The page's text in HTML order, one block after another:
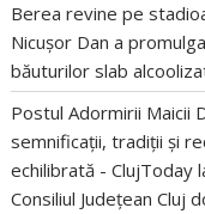
Berea revine pe
Nicușor Dan a
băuturilor slab
Postul Adormirii Maicii
semnificații, tradiții și
echilibrată - ClujToday
Consiliul Județean Cluj